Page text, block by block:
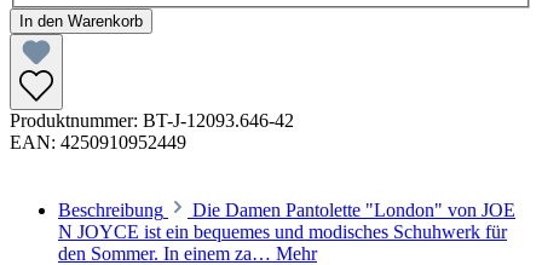
In den Warenkorb
Produktnummer: BT-J-12093.646-42
EAN: 4250910952449
Beschreibung
Die Damen Pantolette "London" von JOE
N JOYCE ist ein bequemes und modisches Schuhwerk für
den Sommer. In einem za… Mehr